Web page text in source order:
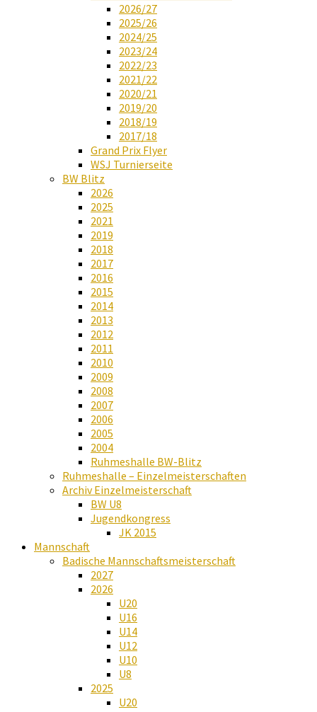
2026/27
2025/26
2024/25
2023/24
2022/23
2021/22
2020/21
2019/20
2018/19
2017/18
Grand Prix Flyer
WSJ Turnierseite
BW Blitz
2026
2025
2021
2019
2018
2017
2016
2015
2014
2013
2012
2011
2010
2009
2008
2007
2006
2005
2004
Ruhmeshalle BW-Blitz
Ruhmeshalle – Einzelmeisterschaften
Archiv Einzelmeisterschaft
BW U8
Jugendkongress
JK 2015
Mannschaft
Badische Mannschaftsmeisterschaft
2027
2026
U20
U16
U14
U12
U10
U8
2025
U20